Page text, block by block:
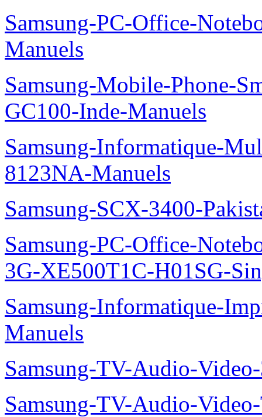
Samsung-PC-Office-
Manuels
Samsung-Mobile-Phone-
GC100-Inde-Manuels
Samsung-Informatique-
8123NA-Manuels
Samsung-SCX-3400-
Samsung-PC-Office-
3G-XE500T1C-H01SG-
Samsung-Informatique-
Manuels
Samsung-TV-Audio-
Samsung-TV-Audio-